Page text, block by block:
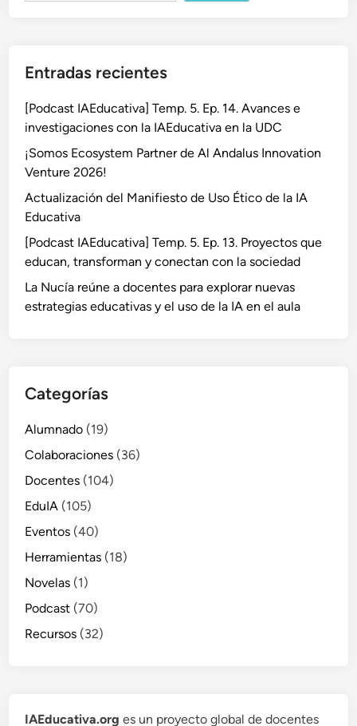
Entradas recientes
[Podcast IAEducativa] Temp. 5. Ep. 14. Avances e
investigaciones con la IAEducativa en la UDC
¡Somos Ecosystem Partner de Al Andalus Innovation
Venture 2026!
Actualización del Manifiesto de Uso Ético de la IA
Educativa
[Podcast IAEducativa] Temp. 5. Ep. 13. Proyectos que
educan, transforman y conectan con la sociedad
La Nucía reúne a docentes para explorar nuevas
estrategias educativas y el uso de la IA en el aula
Categorías
Alumnado (19)
Colaboraciones (36)
Docentes (104)
EduIA (105)
Eventos (40)
Herramientas (18)
Novelas (1)
Podcast (70)
Recursos (32)
IAEducativa.org es un proyecto global de docentes